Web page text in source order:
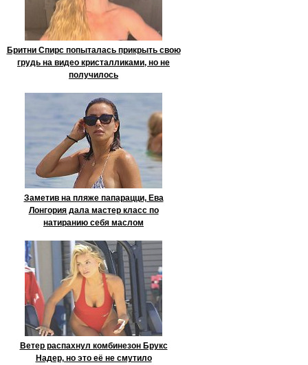
Бритни Спирс попыталась прикрыть свою
грудь на видео кристалликами, но не
получилось
Заметив на пляже папарацци, Ева
Лонгория дала мастер класс по
натиранию себя маслом
Ветер распахнул комбинезон Брукс
Надер, но это её не смутило